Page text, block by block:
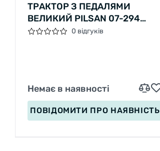
ТРАКТОР З ПЕДАЛЯМИ
ВЕЛИКИЙ PILSAN 07-294
КОЛІР ЗЕЛЕНИЙ,
0 відгуків
Немає в наявності
ПОВІДОМИТИ ПРО НАЯВНІСТЬ